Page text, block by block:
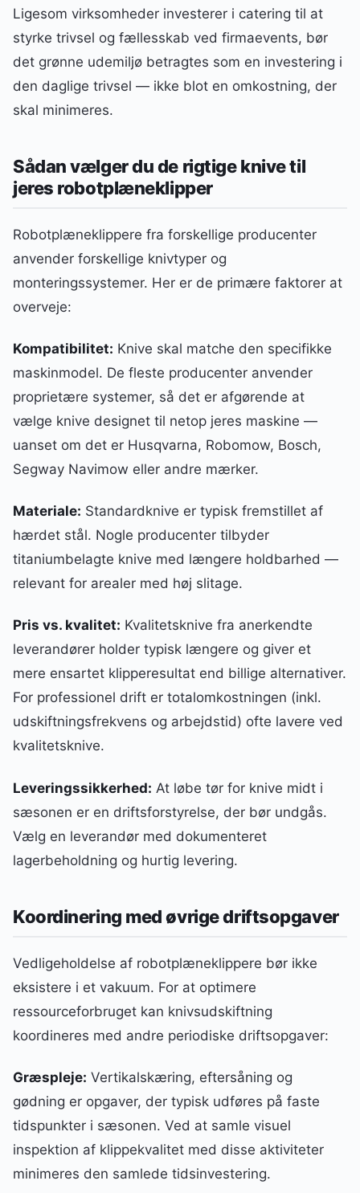
Ligesom virksomheder investerer i catering til at
styrke trivsel og fællesskab ved firmaevents, bør
det grønne udemiljø betragtes som en investering i
den daglige trivsel — ikke blot en omkostning, der
skal minimeres.
Sådan vælger du de rigtige knive til
jeres robotplæneklipper
Robotplæneklippere fra forskellige producenter
anvender forskellige knivtyper og
monteringssystemer. Her er de primære faktorer at
overveje:
Kompatibilitet: Knive skal matche den specifikke
maskinmodel. De fleste producenter anvender
proprietære systemer, så det er afgørende at
vælge knive designet til netop jeres maskine —
uanset om det er Husqvarna, Robomow, Bosch,
Segway Navimow eller andre mærker.
Materiale: Standardknive er typisk fremstillet af
hærdet stål. Nogle producenter tilbyder
titaniumbelagte knive med længere holdbarhed —
relevant for arealer med høj slitage.
Pris vs. kvalitet: Kvalitetsknive fra anerkendte
leverandører holder typisk længere og giver et
mere ensartet klipperesultat end billige alternativer.
For professionel drift er totalomkostningen (inkl.
udskiftningsfrekvens og arbejdstid) ofte lavere ved
kvalitetsknive.
Leveringssikkerhed: At løbe tør for knive midt i
sæsonen er en driftsforstyrelse, der bør undgås.
Vælg en leverandør med dokumenteret
lagerbeholdning og hurtig levering.
Koordinering med øvrige driftsopgaver
Vedligeholdelse af robotplæneklippere bør ikke
eksistere i et vakuum. For at optimere
ressourceforbruget kan knivsudskiftning
koordineres med andre periodiske driftsopgaver:
Græspleje: Vertikalskæring, eftersåning og
gødning er opgaver, der typisk udføres på faste
tidspunkter i sæsonen. Ved at samle visuel
inspektion af klippekvalitet med disse aktiviteter
minimeres den samlede tidsinvestering.